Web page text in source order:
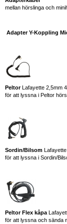
mellan hörslinga och
Adapter Y-Koppling
PeltorLafayette 2,5mm
för att lyssna i Peltor
Sordin/Bilsom
för att lyssna i Sordin/
Peltor Flex kåpa
för att lyssna och sända